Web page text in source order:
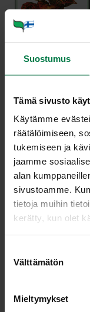
Suostumus
Tämä sivusto
Käytämme
räätälöimiseen,
tukemiseen ja
jaamme
alan
sivustoamme.
tietoja muihin
kerätty, kun olet
Välttämätön
Mieltymykset
ovat hyvin
Lankan
maitiaisneste
Ihmepensas
lehtien väri
lehdet tulevat
komea. Lämpö
kasville
astetta.
kesällä sekä
saa suihkuttaa.
ihmepensasta,
kasvi ongelma